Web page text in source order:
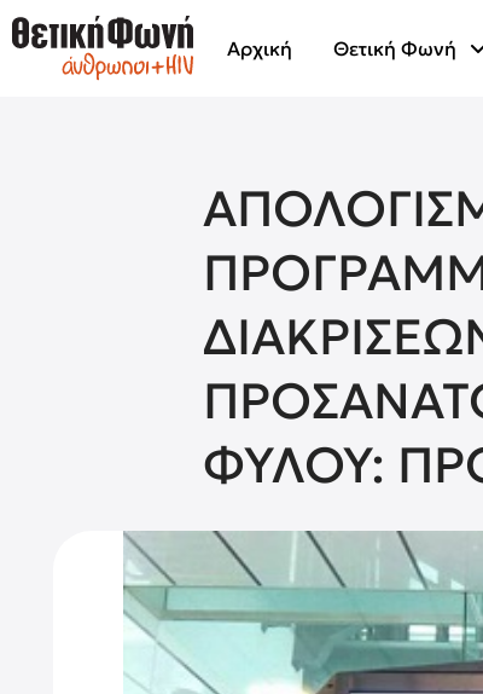
Αρχική Θετική Φωνή
ΦΥΛΟΥ: